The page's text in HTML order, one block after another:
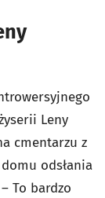
Leny
cmentarzu z
odsłania
To bardzo